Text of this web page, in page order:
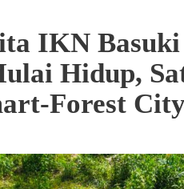
IKN Basuki
Hidup,
Forest